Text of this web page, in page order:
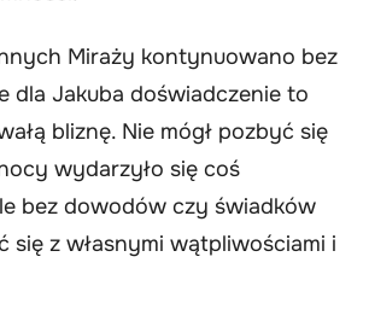
Miraży kontynuowano bez
dla Jakuba doświadczenie to
bliznę. Nie mógł pozbyć się
wydarzyło się coś
bez dowodów czy świadków
się z własnymi wątpliwościami i